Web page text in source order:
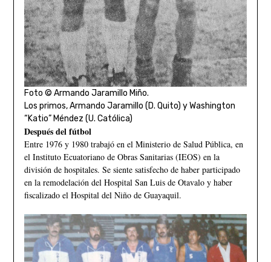
Foto © Armando Jaramillo Miño.
Los primos, Armando Jaramillo (D. Quito) y Washington
“Katio” Méndez (U. Católica)
Después del fútbol
Entre 1976 y 1980 trabajó en el Ministerio de Salud Pública, en
el Instituto Ecuatoriano de Obras Sanitarias (IEOS) en la
división de hospitales. Se siente satisfecho de haber participado
en la remodelación del Hospital San Luis de Otavalo y haber
fiscalizado el Hospital del Niño de Guayaquil.